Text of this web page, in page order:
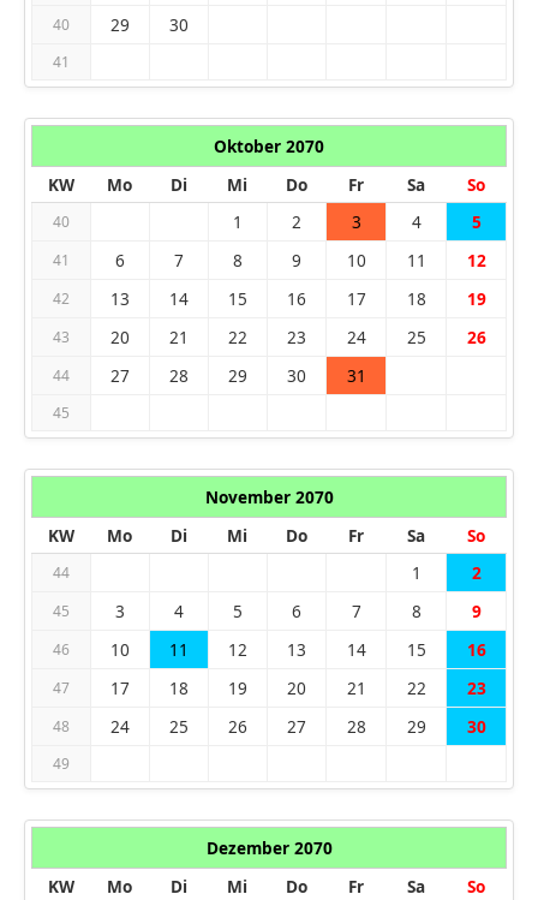
40 29 30
41
Oktober 2070
KW
Mo Di Mi Do Fr Sa So
40 1 2 3 4 5
41 6 7 8 9 10 11 12
42 13 14 15 16 17 18 19
43 20 21 22 23 24 25 26
44 27 28 29 30 31
45
November 2070
KW
Mo Di Mi Do Fr Sa So
44 1 2
45 3 4 5 6 7 8 9
46 10 11 12 13 14 15 16
47 17 18 19 20 21 22 23
48 24 25 26 27 28 29 30
49
Dezember 2070
KW
Mo Di Mi Do Fr Sa So